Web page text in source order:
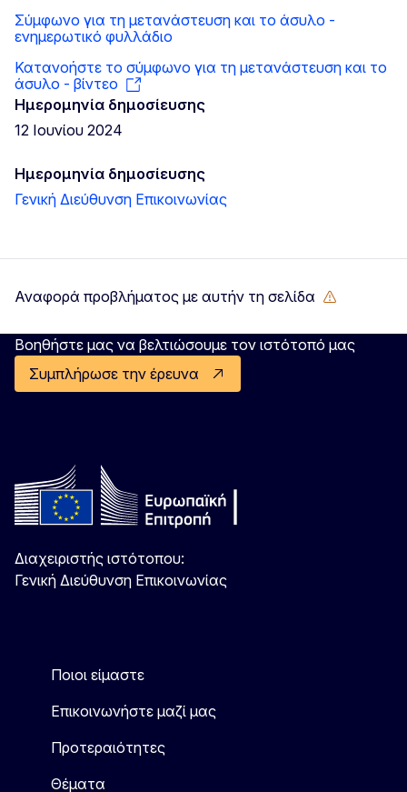
Σύμφωνο για τη μετανάστευση και το άσυλο -
ενημερωτικό φυλλάδιο
Κατανοήστε το σύμφωνο για τη μετανάστευση και το
άσυλο - βίντεο
Ημερομηνία δημοσίευσης
12 Ιουνίου 2024
Ημερομηνία δημοσίευσης
Γενική Διεύθυνση Επικοινωνίας
Αναφορά προβλήματος με αυτήν τη σελίδα
Βοηθήστε μας να βελτιώσουμε τον ιστότοπό μας
Συμπλήρωσε την έρευνα
Διαχειριστής ιστότοπου:
Γενική Διεύθυνση Επικοινωνίας
Ποιοι είμαστε
Επικοινωνήστε μαζί μας
Προτεραιότητες
Θέματα